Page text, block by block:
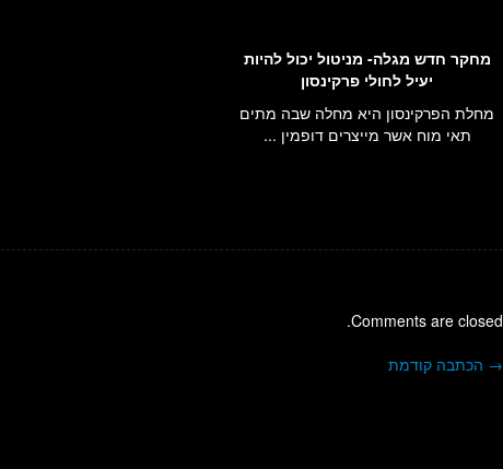
מחקר חדש מגלה- מניטול יכול להיות
יעיל לחולי פרקינסון
מחלת הפרקינסון היא מחלה שבה מתים
תאי מוח אשר מייצרים דופמין ...
Comments are closed.
ניווט בפוסטים
→ הכתבה קודמת